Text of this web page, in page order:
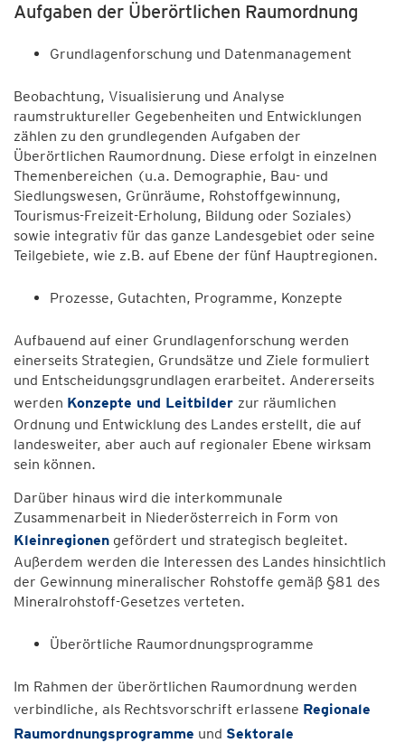
Aufgaben der Überörtlichen Raumordnung
Grundlagenforschung und Datenmanagement
Beobachtung, Visualisierung und Analyse
raumstruktureller Gegebenheiten und Entwicklungen
zählen zu den grundlegenden Aufgaben der
Überörtlichen Raumordnung. Diese erfolgt in einzelnen
Themenbereichen (u.a. Demographie, Bau- und
Siedlungswesen, Grünräume, Rohstoffgewinnung,
Tourismus-Freizeit-Erholung, Bildung oder Soziales)
sowie integrativ für das ganze Landesgebiet oder seine
Teilgebiete, wie z.B. auf Ebene der fünf Hauptregionen.
Prozesse, Gutachten, Programme, Konzepte
Aufbauend auf einer Grundlagenforschung werden
einerseits Strategien, Grundsätze und Ziele formuliert
und Entscheidungsgrundlagen erarbeitet. Andererseits
werden Konzepte und Leitbilder zur räumlichen
Ordnung und Entwicklung des Landes erstellt, die auf
landesweiter, aber auch auf regionaler Ebene wirksam
sein können.
Darüber hinaus wird die interkommunale
Zusammenarbeit in Niederösterreich in Form von
Kleinregionen gefördert und strategisch begleitet.
Außerdem werden die Interessen des Landes hinsichtlich
der Gewinnung mineralischer Rohstoffe gemäß §81 des
Mineralrohstoff-Gesetzes verteten.
Überörtliche Raumordnungsprogramme
Im Rahmen der überörtlichen Raumordnung werden
verbindliche, als Rechtsvorschrift erlassene Regionale
Raumordnungsprogramme und Sektorale